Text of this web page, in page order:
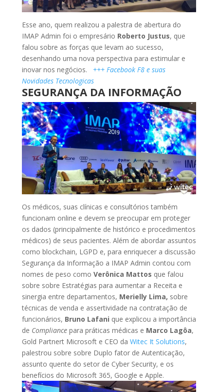
Esse ano, quem realizou a palestra de abertura do
IMAP Admin foi o empresário Roberto Justus, que
falou sobre as forças que levam ao sucesso,
desenhando uma nova perspectiva para estimular e
inovar nos negócios. +++ Facebook F8 e suas
Novidades Tecnologicas
SEGURANÇA DA INFORMAÇÃO
Os médicos, suas clínicas e consultórios também
funcionam online e devem se preocupar em proteger
os dados (principalmente de histórico e procedimentos
médicos) de seus pacientes. Além de abordar assuntos
como blockchain, LGPD e, para enriquecer a discussão
Segurança da Informação a IMAP Admin contou com
nomes de peso como Verônica Mattos que falou
sobre sobre Estratégias para aumentar a Receita e
sinergia entre departamentos, Merielly Lima, sobre
técnicas de venda e assertividade na contratação de
funcionários, Bruno Lafani que explicou a importância
de Compliancepara práticas médicas e Marco Lagôa,
Gold Partnert Microsoft e CEO da Witec It Solutions,
palestrou sobre sobre Duplo fator de Autenticação,
assunto quente do setor de Cyber Security, e os
benefícios do Microsoft 365, Google e Apple.